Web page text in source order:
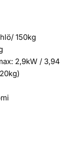
150kg
2,9kW / 3,94